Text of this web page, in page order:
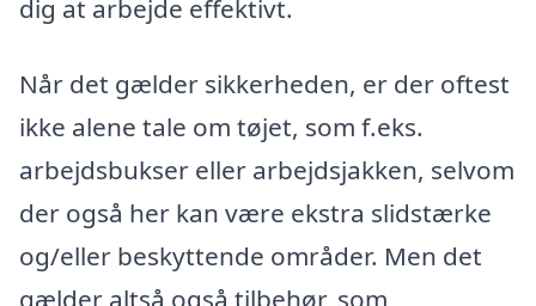
dig at arbejde effektivt.
Når det gælder sikkerheden, er der oftest
ikke alene tale om tøjet, som f.eks.
arbejdsbukser eller arbejdsjakken, selvom
der også her kan være ekstra slidstærke
og/eller beskyttende områder. Men det
gælder altså også tilbehør, som